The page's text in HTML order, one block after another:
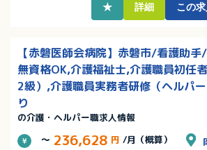
★ 詳細 この
【赤磐医師会病院】赤磐市/看護助
無資格OK,介護福祉士,介護職員初任
2級）,介護職員実務者研修（ヘルパ
り
の介護・ヘルパー職求人情報
～ 236,628 円 /月（概算）